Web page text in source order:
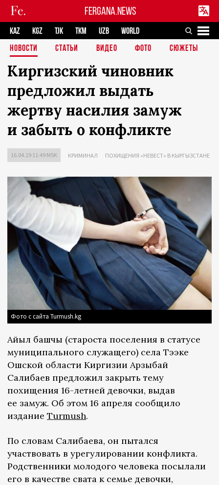
FERGANA.NEWS
KAZ KGZ TJK TKM UZB
WORLD
НОВОСТИ
СТАТЬИ ВИДЕО ФОТО СЮЖЕТЫ
Киргизский чиновник
предложил выдать
жертву насилия замуж
и забыть о конфликте
16.04.19 11:49 MSK КРИМИНАЛ ПОХИЩЕНИЯ «НЕВЕСТ» В КЫРГЫЗСТАНЕ
Фото с сайта Turmush.kg
Айыл башчы (староста поселения в статусе
муниципального служащего) села Тээке
Ошской области Киргизии Арзыбай
Салибаев предложил закрыть тему
похищения 16-летней девочки, выдав
ее замуж. Об этом 16 апреля сообщило
издание Turmush.
По словам Салибаева, он пытался
участвовать в урегулировании конфликта.
Родственники молодого человека посылали
его в качестве свата к семье девочки,